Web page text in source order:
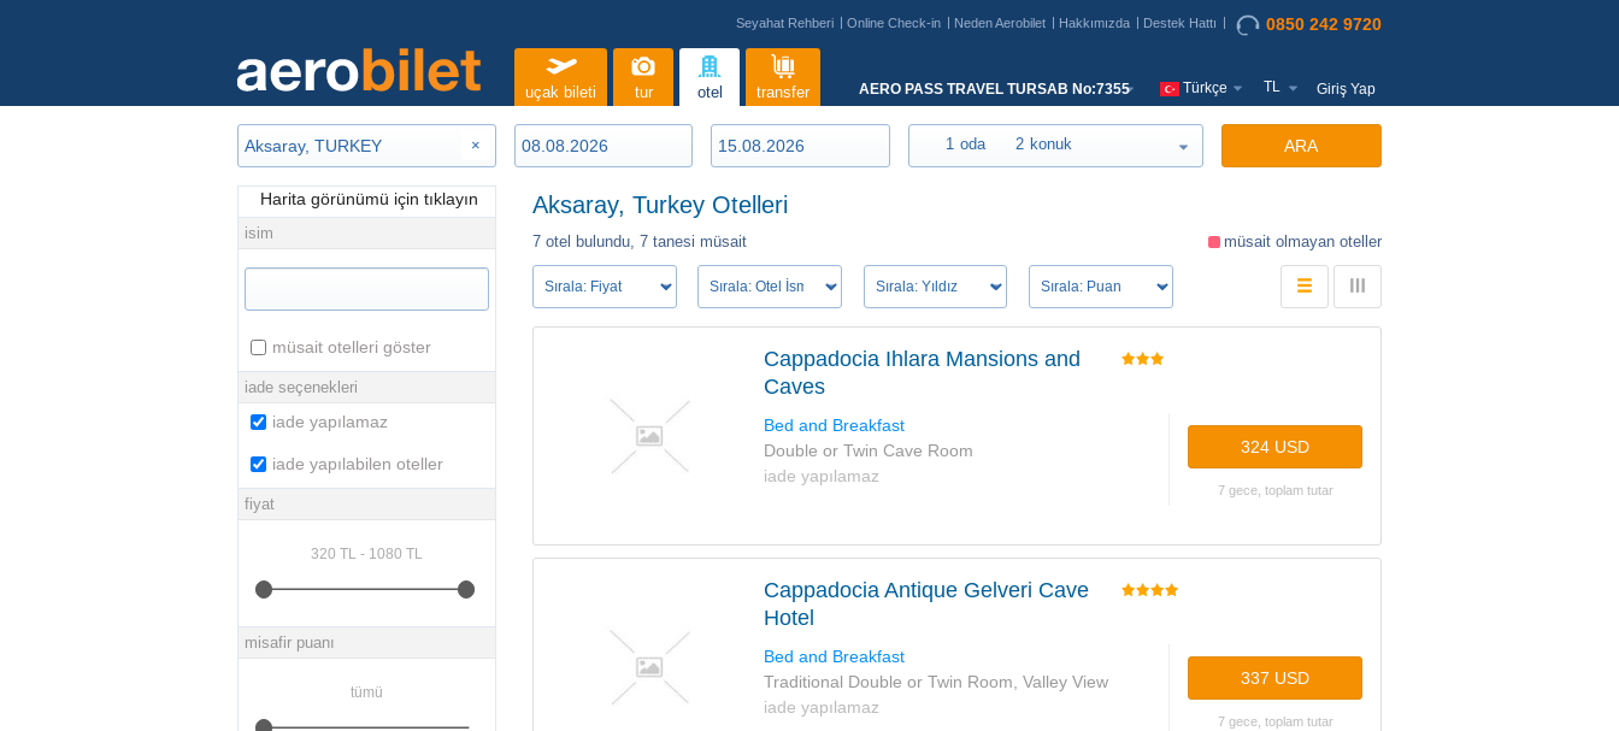
Seyahat Rehberi Online Check-in Neden Aerobilet Hakkımızda Destek Hattı 0850 242 9720
uçak bileti tur otel transfer AERO PASS TRAVEL TURSAB No:7355 Türkçe TL Giriş Yap
× 1 oda 2 konuk ARA
Harita görünümü için tıklayın
isim
müsait otelleri göster
iade seçenekleri
iade yapılamaz
iade yapılabilen oteller
fiyat
misafir puanı
Aksaray, Turkey Otelleri
7 otel bulundu, 7 tanesi müsait müsait olmayan oteller
Cappadocia Ihlara Mansions and
Caves
Bed and Breakfast
Double or Twin Cave Room
iade yapılamaz
324 USD
7 gece, toplam tutar
Cappadocia Antique Gelveri Cave
Hotel
Bed and Breakfast
Traditional Double or Twin Room, Valley View
iade yapılamaz
337 USD
7 gece, toplam tutar